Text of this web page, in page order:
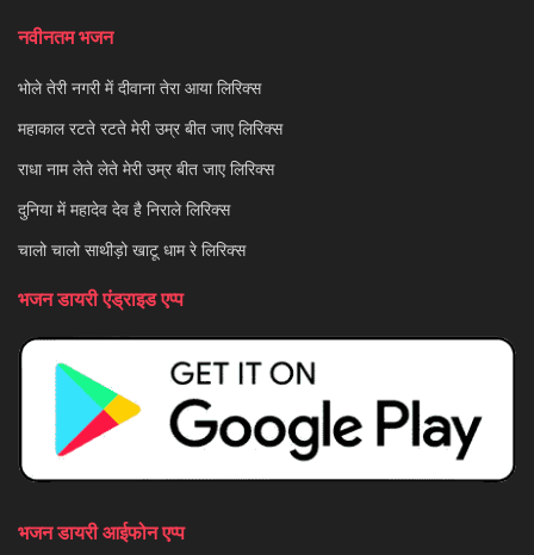
नवीनतम भजन
भोले तेरी नगरी में दीवाना तेरा आया लिरिक्स
महाकाल रटते रटते मेरी उम्र बीत जाए लिरिक्स
राधा नाम लेते लेते मेरी उम्र बीत जाए लिरिक्स
दुनिया में महादेव देव है निराले लिरिक्स
चालो चालो साथीड़ो खाटू धाम रे लिरिक्स
भजन डायरी एंड्राइड एप्प
भजन डायरी आईफोन एप्प